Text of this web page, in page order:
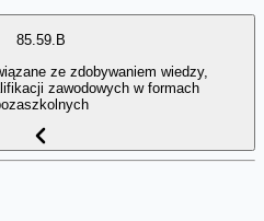
85.59.B
ze zdobywaniem wiedzy,
zawodowych w formach